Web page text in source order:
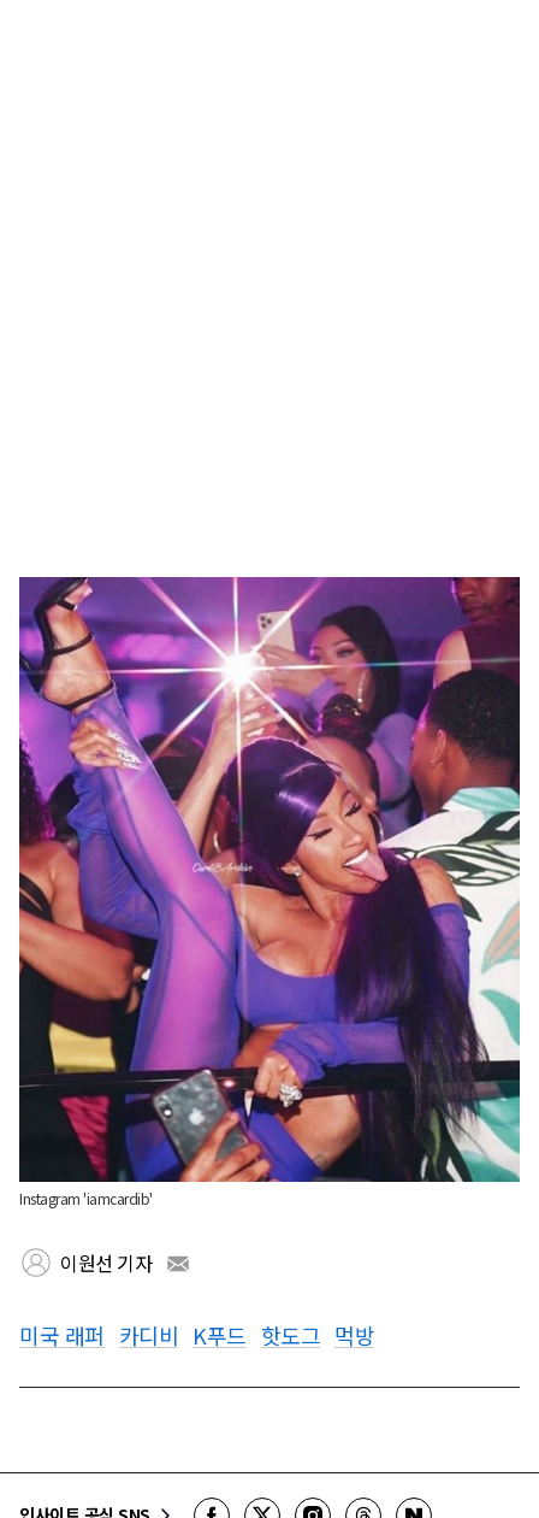
Instagram 'iamcardib'
이원선 기자
미국 래퍼 카디비 K푸드 핫도그 먹방